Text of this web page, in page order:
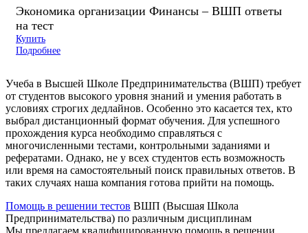
Экономика организации Финансы – ВШП ответы
на тест
Купить
Подробнее
Учеба в Высшей Школе Предпринимательства (ВШП) требует
от студентов высокого уровня знаний и умения работать в
условиях строгих дедлайнов. Особенно это касается тех, кто
выбрал дистанционный формат обучения. Для успешного
прохождения курса необходимо справляться с
многочисленными тестами, контрольными заданиями и
рефератами. Однако, не у всех студентов есть возможность
или время на самостоятельный поиск правильных ответов. В
таких случаях наша компания готова прийти на помощь.
Помощь в решении тестов ВШП (Высшая Школа
Предпринимательства) по различным дисциплинам
Мы предлагаем квалифицированную помощь в решении